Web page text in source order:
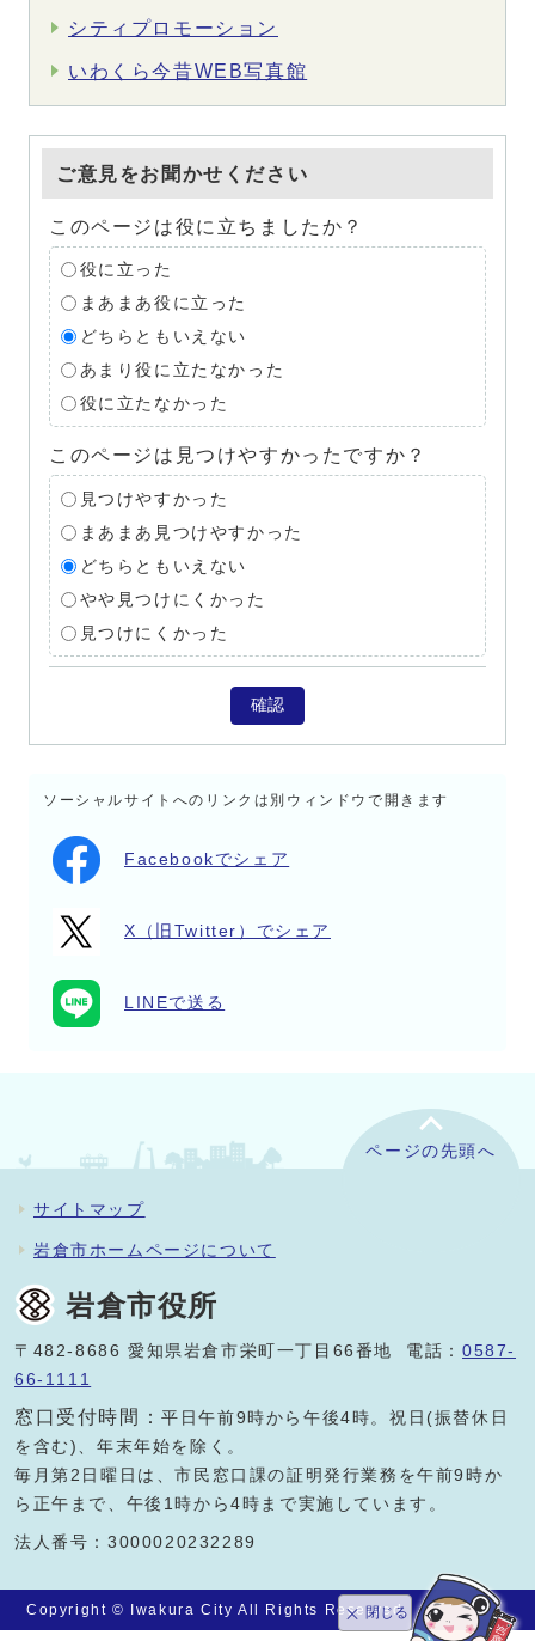
シティプロモーション
いわくら今昔WEB写真館
ご意見をお聞かせください
このページは役に立ちましたか？
役に立った
まあまあ役に立った
どちらともいえない
あまり役に立たなかった
役に立たなかった
このページは見つけやすかったですか？
見つけやすかった
まあまあ見つけやすかった
どちらともいえない
やや見つけにくかった
見つけにくかった
確認
ソーシャルサイトへのリンクは別ウィンドウで開きます
Facebookでシェア
X（旧Twitter）でシェア
LINEで送る
閉じる
ページの先頭へ
サイトマップ
岩倉市ホームページについて
岩倉市役所
〒482-8686 愛知県岩倉市栄町一丁目66番地 電話：0587-
66-1111
窓口受付時間：平日午前9時から午後4時。祝日(振替休日
を含む)、年末年始を除く。
毎月第2日曜日は、市民窓口課の証明発行業務を午前9時か
ら正午まで、午後1時から4時まで実施しています。
法人番号：3000020232289
Copyright © Iwakura City All Rights Reserved.